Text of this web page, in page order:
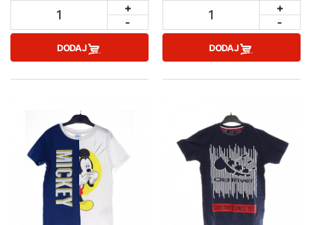
1
+
-
DODAJ
1
+
-
DODAJ